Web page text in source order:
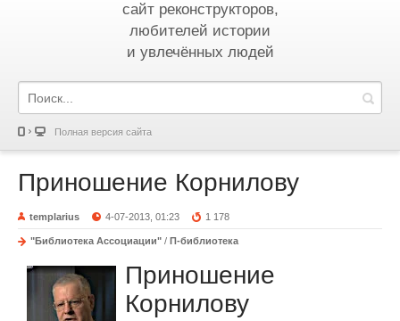
сайт реконструкторов,
любителей истории
и увлечённых людей
Полная версия сайта
Приношение Корнилову
templarius 4-07-2013, 01:23 1 178
"Библиотека Ассоциации" / П-библиотека
Приношение
Корнилову